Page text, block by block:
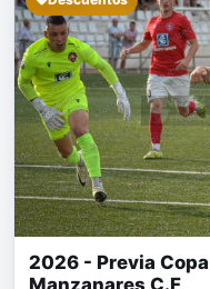
2026 - Previa
Manzanares C.F